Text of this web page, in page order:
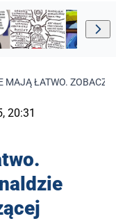
MAJĄ ŁATWO. ZOBACZ
20:31